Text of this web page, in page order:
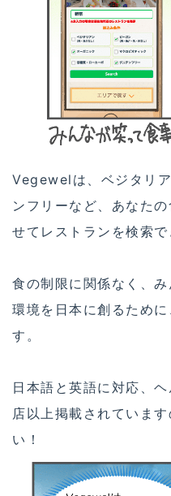
Vegewelは、ベジタリ
ンフリーなど、あなた
せてレストランを検索で
食の制限に関係なく、
環境を日本に創るため
す。
日本語と英語に対応、
店以上掲載されていま
い！